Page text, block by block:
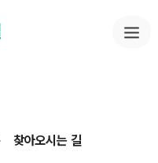
찾아오시는 길